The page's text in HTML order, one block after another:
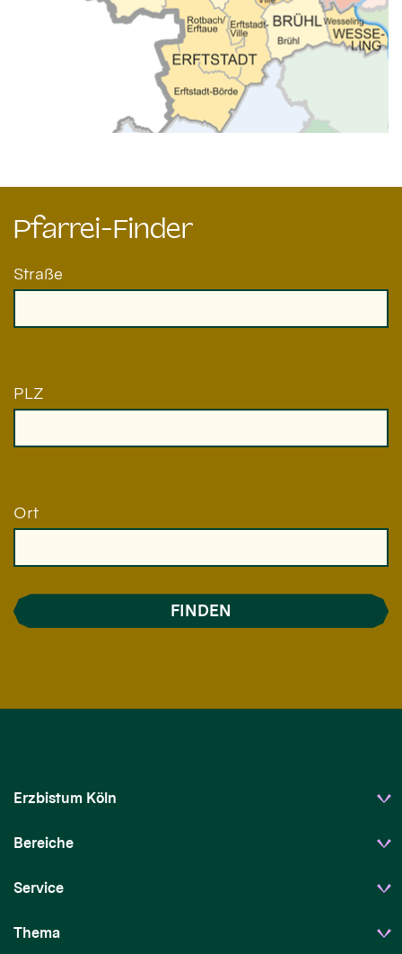
Pfarrei-Finder
Straße
PLZ
Ort
Erzbistum Köln
Bereiche
Service
Thema